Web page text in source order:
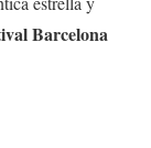
Barcelona